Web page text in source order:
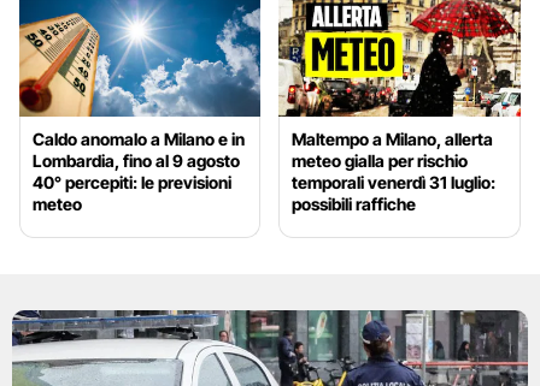
Caldo anomalo a Milano e in
Lombardia, fino al 9 agosto
40° percepiti: le previsioni
meteo
Maltempo a Milano, allerta
meteo gialla per rischio
temporali venerdì 31 luglio:
possibili raffiche